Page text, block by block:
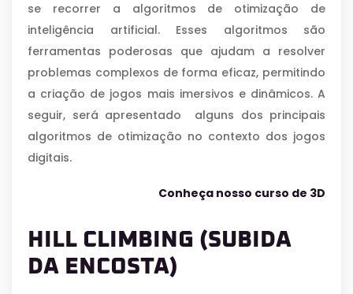
se recorrer a algoritmos de otimização de
inteligência artificial. Esses algoritmos são
ferramentas poderosas que ajudam a resolver
problemas complexos de forma eficaz, permitindo
a criação de jogos mais imersivos e dinâmicos. A
seguir, será apresentado alguns dos principais
algoritmos de otimização no contexto dos jogos
digitais.
Conheça nosso curso de 3D
HILL CLIMBING (SUBIDA
DA ENCOSTA)